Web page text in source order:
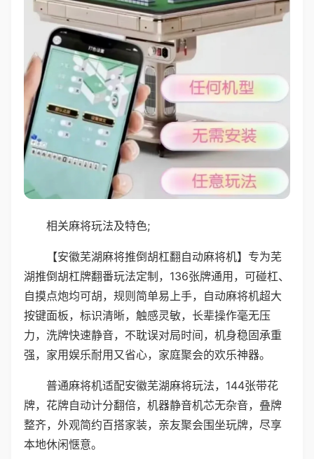
相关麻将玩法及特色;
【安徽芜湖麻将推倒胡杠翻自动麻将机】专为芜
湖推倒胡杠牌翻番玩法定制，136张牌通用，可碰杠、
自摸点炮均可胡，规则简单易上手，自动麻将机超大
按键面板，标识清晰，触感灵敏，长辈操作毫无压
力，洗牌快速静音，不耽误对局时间，机身稳固承重
强，家用娱乐耐用又省心，家庭聚会的欢乐神器。
普通麻将机适配安徽芜湖麻将玩法，144张带花
牌，花牌自动计分翻倍，机器静音机芯无杂音，叠牌
整齐，外观简约百搭家装，亲友聚会围坐玩牌，尽享
本地休闲惬意。